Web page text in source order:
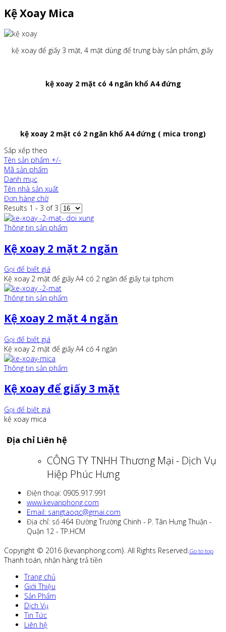
Kệ Xoay Mica
kệ xoay để giấy 3 mặt, 4 mặt dùng để trưng bày sản phẩm, giấy
kệ xoay 2 mặt có 4 ngăn khổ A4 đứng
kệ xoay 2 mặt có 2 ngăn khổ A4 đứng ( mica trong)
Sắp xếp theo
Tên sản phẩm +/-
Mã sản phẩm
Danh mục
Tên nhà sản xuất
Đơn hàng chờ
Results 1 - 3 of 3
Thông tin sản phẩm
Kệ xoay 2 mặt 2 ngăn
Gọi để biết giá
Kệ xoay 2 mặt để giấy A4 có 2 ngăn để giấy tại tphcm
Thông tin sản phẩm
Kệ xoay 2 mặt 4 ngăn
Gọi để biết giá
Kệ xoay 2 mặt để giấy A4 có 4 ngăn
Thông tin sản phẩm
Kệ xoay để giấy 3 mặt
Gọi để biết giá
kệ xoay mica
Địa chỉ Liên hệ
CÔNG TY TNHH Thương Mại - Dịch Vụ
Hiệp Phúc Hưng
Điện thoại: 0905.917.991
www.kevanphong.com
Email: sangtaoqc@gmai.com
Địa chỉ: số 464 Đường Trường Chinh - P. Tân Hưng Thuận -
Quận 12 - TP.HCM
Copyright © 2016 {kevanphong.com}. All Rights Reserved.Go to top
Thanh toán, nhận hàng trả tiền
Trang chủ
Giới Thiệu
Sản Phẩm
Dịch Vụ
Tin Tức
Liên hệ